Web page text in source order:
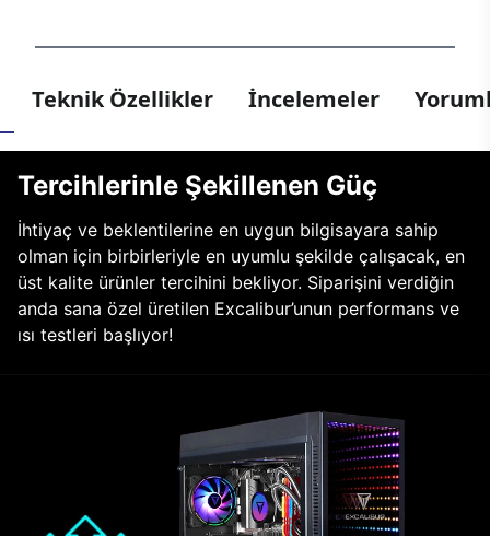
Teknik Özellikler İncelemeler
Tercihlerinle Şekillenen Güç
İhtiyaç ve beklentilerine en uygun bilgisayara sahip
olman için birbirleriyle en uyumlu şekilde çalışacak, en
üst kalite ürünler tercihini bekliyor. Siparişini verdiğin
anda sana özel üretilen Excalibur’unun performans ve
ısı testleri başlıyor!